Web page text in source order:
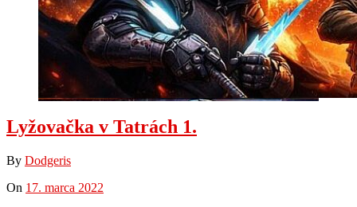
Lyžovačka v Tatrách 1.
By Dodgeris
On 17. marca 2022